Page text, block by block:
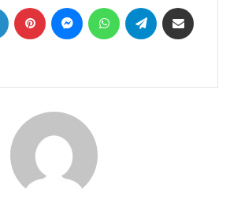
LinkedIn Pinterest Messenger WhatsApp Telegram